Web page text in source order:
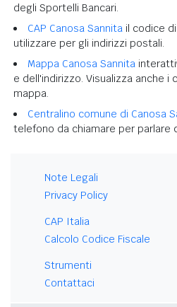
degli Sportelli Bancari.
CAP Canosa Sannita il codice
utilizzare per gli indirizzi postali.
Mappa Canosa Sannita
e dell'indirizzo. Visualizza anche i
mappa.
Centralino comune di Canosa
telefono da chiamare per parlare
Note Legali
Privacy Policy
CAP Italia
Calcolo Codice Fiscale
Strumenti
Contattaci